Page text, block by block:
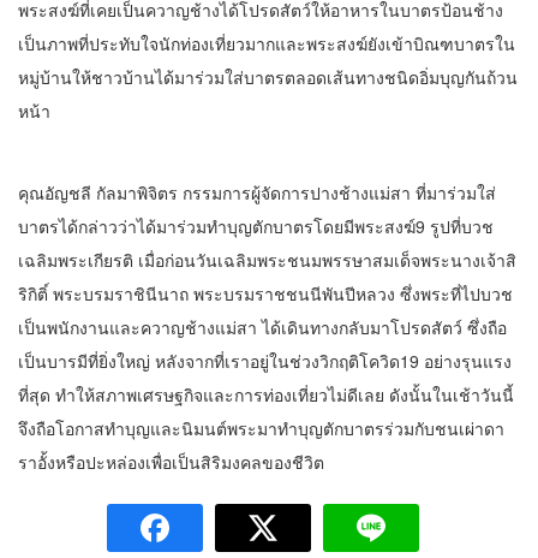
พระสงฆ์ที่เคยเป็นควาญช้างได้โปรดสัตว์ให้อาหารในบาตรป้อนช้าง
เป็นภาพที่ประทับใจนักท่องเที่ยวมากและพระสงฆ์ยังเข้าบิณฑบาตรใน
หมู่บ้านให้ชาวบ้านได้มาร่วมใส่บาตรตลอดเส้นทางชนิดอิ่มบุญกันถ้วน
หน้า
คุณอัญชลี กัลมาพิจิตร กรรมการผู้จัดการปางช้างแม่สา ที่มาร่วมใส่
บาตรได้กล่าวว่าได้มาร่วมทำบุญตักบาตรโดยมีพระสงฆ์9 รูปที่บวช
เฉลิมพระเกียรติ เมื่อก่อนวันเฉลิมพระชนมพรรษาสมเด็จพระนางเจ้าสิ
ริกิติ์ พระบรมราชินีนาถ พระบรมราชชนนีพันปีหลวง ซึ่งพระที่ไปบวช
เป็นพนักงานและควาญช้างแม่สา ได้เดินทางกลับมาโปรดสัตว์ ซึ่งถือ
เป็นบารมีที่ยิ่งใหญ่ หลังจากที่เราอยู่ในช่วงวิกฤติโควิด19 อย่างรุนแรง
ที่สุด ทำให้สภาพเศรษฐกิจและการท่องเที่ยวไม่ดีเลย ดังนั้นในเช้าวันนี้
จึงถือโอกาสทำบุญและนิมนต์พระมาทำบุญตักบาตรร่วมกับชนเผ่าดา
ราอั้งหรือปะหล่องเพื่อเป็นสิริมงคลของชีวิต